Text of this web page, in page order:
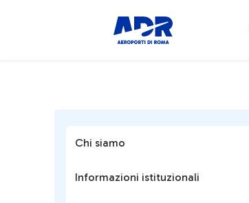
Chi siamo
Informazioni istituzionali